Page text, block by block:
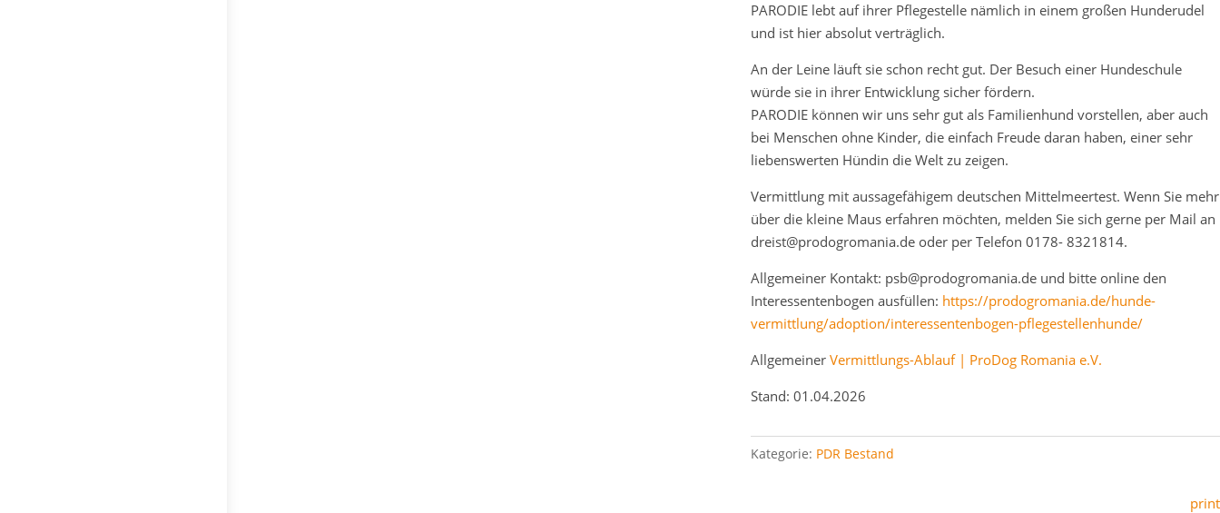
PARODIE lebt auf ihrer Pflegestelle nämlich in einem großen Hunderudel
und ist hier absolut verträglich.
An der Leine läuft sie schon recht gut. Der Besuch einer Hundeschule
würde sie in ihrer Entwicklung sicher fördern.
PARODIE können wir uns sehr gut als Familienhund vorstellen, aber auch
bei Menschen ohne Kinder, die einfach Freude daran haben, einer sehr
liebenswerten Hündin die Welt zu zeigen.
Vermittlung mit aussagefähigem deutschen Mittelmeertest. Wenn Sie mehr
über die kleine Maus erfahren möchten, melden Sie sich gerne per Mail an
dreist@prodogromania.de oder per Telefon 0178- 8321814.
Allgemeiner Kontakt: psb@prodogromania.de und bitte online den
Interessentenbogen ausfüllen: https://prodogromania.de/hunde-
vermittlung/adoption/interessentenbogen-pflegestellenhunde/
AllgemeinerVermittlungs-Ablauf | ProDog Romania e.V.
Stand: 01.04.2026
Kategorie: PDR Bestand
print